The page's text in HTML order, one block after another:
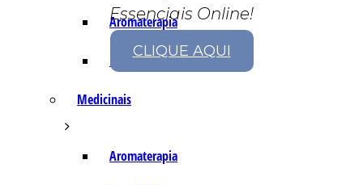
Aromaterapia
Fórmulas Caseiras
Medicinais
Aromaterapia
Essenciais Online!
CLIQUE AQUI